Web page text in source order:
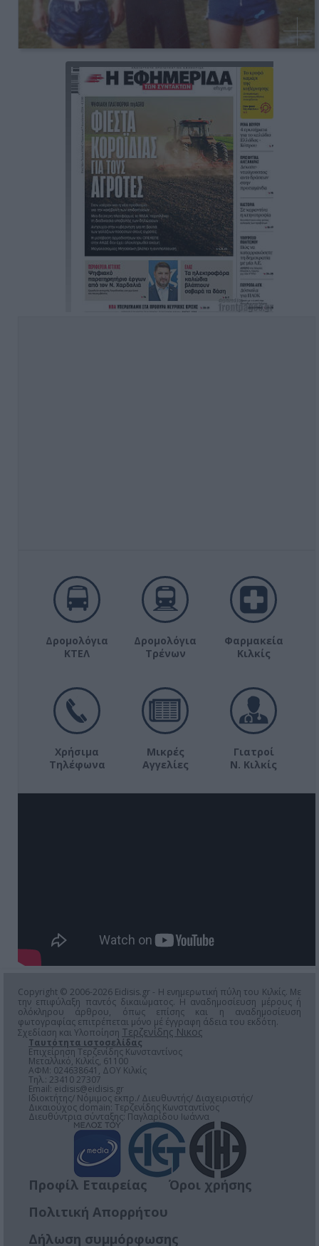
Δρομολόγια
ΚΤΕΛ
Δρομολόγια
Τρένων
Φαρμακεία
Κιλκίς
Χρήσιμα
Τηλέφωνα
Μικρές
Αγγελίες
Γιατροί
Ν. Κιλκίς
Copyright © 2006-2026 Eidisis.gr - Η ενημερωτική πύλη του Κιλκίς. Με
την επιφύλαξη παντός δικαιώματος. Η αναδημοσίευση μέρους ή
ολόκληρου άρθρου, όπως επίσης και η αναδημοσίευση
φωτογραφίας επιτρέπεται μόνο μέ έγγραφη άδεια του εκδότη.
Σχεδίαση και Υλοποίηση Τερζενίδης Νικος
Ταυτότητα ιστοσελίδας
Επιχείρηση Τερζενίδης Κωνσταντίνος
Μεταλλικό, Κιλκίς, 61100
ΑΦΜ: 024638641, ΔΟΥ Κιλκίς
Τηλ.: 23410 27307
Email: eidisis@eidisis.gr
Ιδιοκτήτης/ Νόμιμος εκπρ./ Διευθυντής/ Διαχειριστής/
Δικαιούχος domain: Τερζενίδης Κωνσταντίνος
Διευθύντρια σύνταξης: Παγλαρίδου Ιωάννα
Προφίλ Εταιρείας
Όροι χρήσης
Πολιτική Απορρήτου
Δήλωση συμμόρφωσης